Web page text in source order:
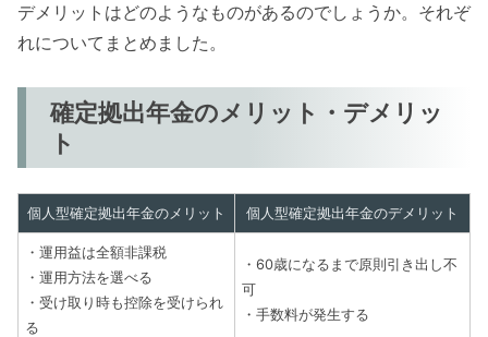
デメリットはどのようなものがあるのでしょうか。それぞ
れについてまとめました。
確定拠出年金のメリット・デメリッ
ト
個人型確定拠出年金のメリット 個人型確定拠出年金のデメリット
・運用益は全額非課税
・運用方法を選べる
・受け取り時も控除を受けられ
る
・60歳になるまで原則引き出し不
可
・手数料が発生する